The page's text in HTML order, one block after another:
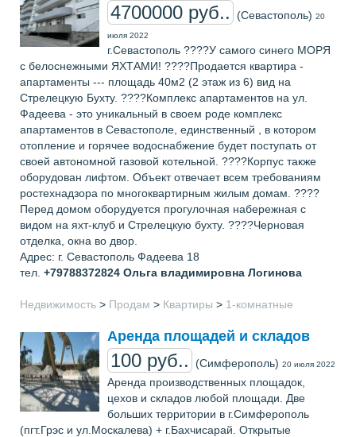
4700000 руб.. (Севастополь) 20
июля 2022
г.Севастополь ????У самого синего МОРЯ
с белоснежными ЯХТАМИ! ????Продается квартира -
апартаменты --- площадь 40м2 (2 этаж из 6) вид на
Стрелецкую Бухту. ????Комплекс апартаментов на ул.
Фадеева - это уникальный в своем роде комплекс
апартаментов в Севастополе, единственный , в котором
отопление и горячее водоснабжение будет поступать от
своей автономной газовой котельной. ????Корпус также
оборудован лифтом. Объект отвечает всем требованиям
ростехнадзора по многоквартирным жилым домам. ????
Перед домом оборудуется прогулочная набережная с
видом на яхт-клуб и Стрелецкую бухту. ????Черновая
отделка, окна во двор.
Адрес: г. Севастополь Фадеева 18
тел. +79788372824 Ольга владимировна Логинова
Недвижимость > Продам > Квартиры > 1-комнатные
Аренда площадей и складов
100 руб.. (Симферополь) 20 июля 2022
Аренда производственных площадок,
цехов и складов любой площади. Две
больших территории в г.Симферополь
(пгт.Грэс и ул.Москалева) + г.Бахчисарай. Открытые